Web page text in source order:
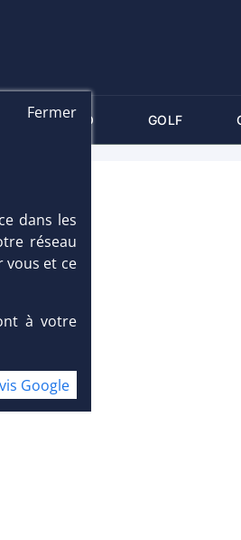
THALASSO GOLF
Fermer
dans les
réseau
vous et ce
à votre
Google